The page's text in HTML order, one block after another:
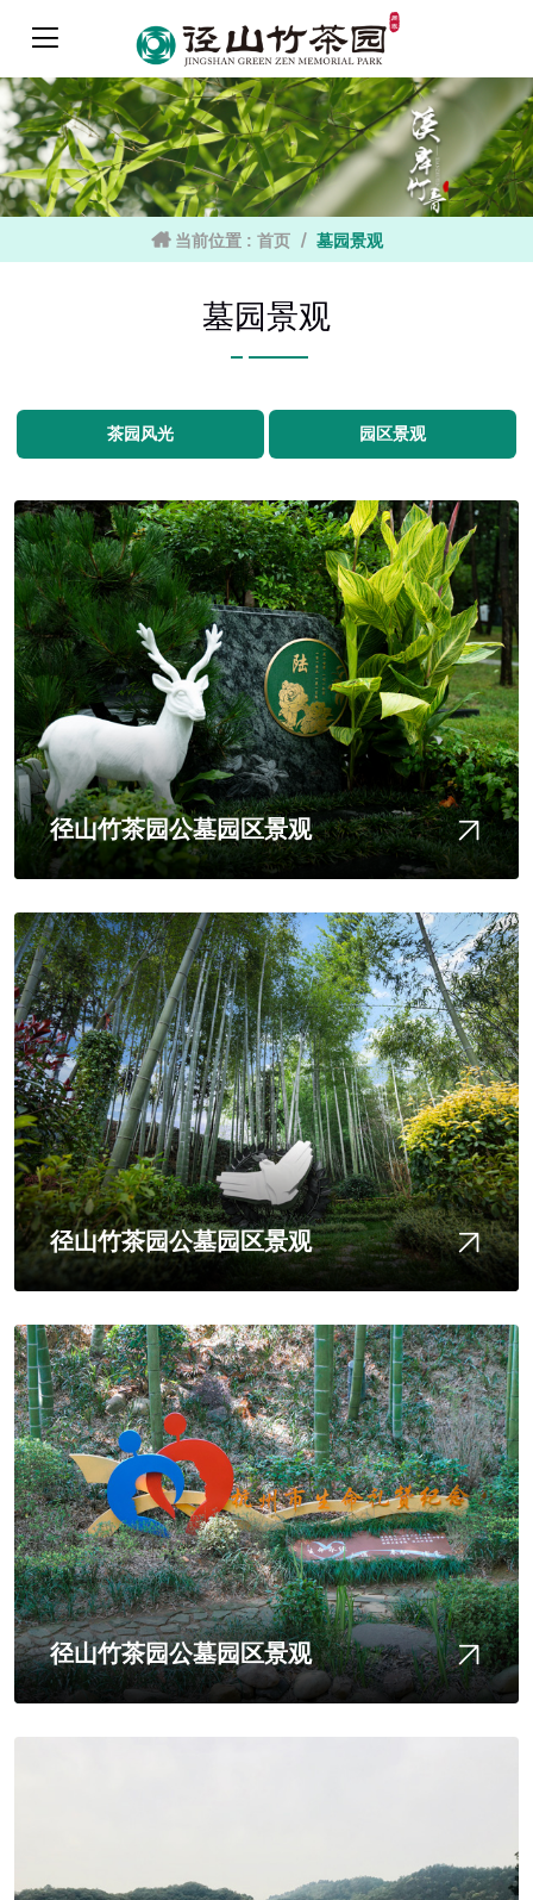
当前位置 : 首页 墓园景观
墓园景观
茶园风光 园区景观
径山竹茶园公墓园区景观
径山竹茶园公墓园区景观
径山竹茶园公墓园区景观